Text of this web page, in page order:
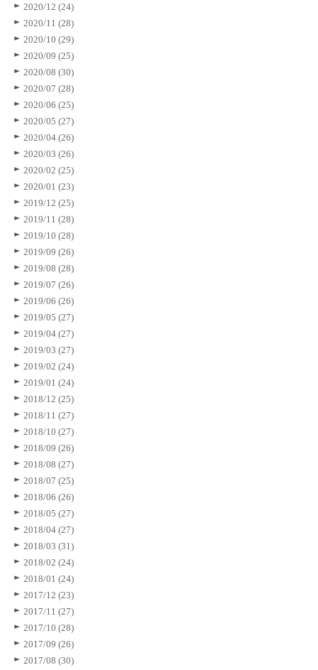
2020/12 (24)
2020/11 (28)
2020/10 (29)
2020/09 (25)
2020/08 (30)
2020/07 (28)
2020/06 (25)
2020/05 (27)
2020/04 (26)
2020/03 (26)
2020/02 (25)
2020/01 (23)
2019/12 (25)
2019/11 (28)
2019/10 (28)
2019/09 (26)
2019/08 (28)
2019/07 (26)
2019/06 (26)
2019/05 (27)
2019/04 (27)
2019/03 (27)
2019/02 (24)
2019/01 (24)
2018/12 (25)
2018/11 (27)
2018/10 (27)
2018/09 (26)
2018/08 (27)
2018/07 (25)
2018/06 (26)
2018/05 (27)
2018/04 (27)
2018/03 (31)
2018/02 (24)
2018/01 (24)
2017/12 (23)
2017/11 (27)
2017/10 (28)
2017/09 (26)
2017/08 (30)